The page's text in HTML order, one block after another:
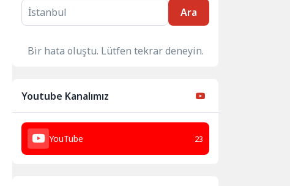
Ara
Bir hata oluştu. Lütfen tekrar deneyin.
Youtube Kanalımız
YouTube 23